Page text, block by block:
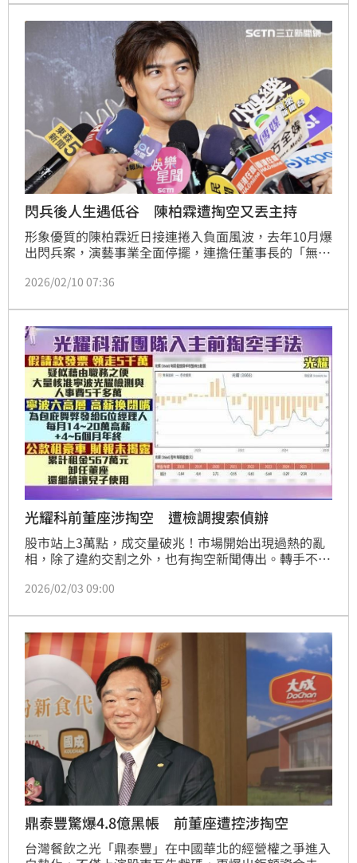
17日指揮調查局新北市調查處搜索昶虹國際，傳喚賴男
父子等共5人到案，全案依違反證券交易法非常規交易
等罪偵辦。
閃兵後人生遇低谷 陳柏霖遭掏空又丟主持
形象優質的陳柏霖近日接連捲入負面風波，去年10月爆
出閃兵案，演藝事業全面停擺，連擔任董事長的「無敵
料，指陳柏霖主持的大型旅行尋寶綜藝節目《出去一下
出局，排除在主持人名單外。
2026/02/10 07:36
光耀科前董座涉掏空 遭檢調搜索偵辦
股市站上3萬點，成交量破兆！市場開始出現過熱的亂
相，除了違約交割之外，也有掏空新聞傳出。轉手不滿
疑似遭前董座郭維斌涉嫌掏空公司。去年12月19日檢
麟、中國子公司寧波光耀總經理洪啟迪，以及郭維斌的
兒子郭建洲都遭約談。三立《關我什麼事》節目針對此
現象進行討論。
2026/02/03 09:00
鼎泰豐驚爆4.8億黑帳 前董座遭控涉掏空
台灣餐飲之光「鼎泰豐」在中國華北的經營權之爭進入